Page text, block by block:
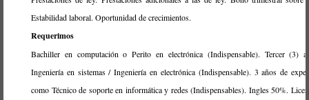
Estabilidad laboral. Oportunidad de crecimientos.
Requerimos
Bachiller en computación o Perito en electrónica (Indispensable). Tercer (3)
Ingeniería en sistemas / Ingeniería en electrónica (Indispensable). 3 años de
como Técnico de soporte en informática y redes (Indispensables). Ingles 50%.